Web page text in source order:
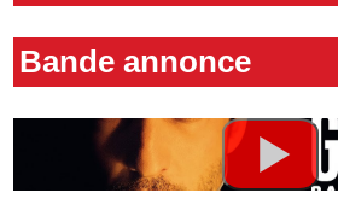
Bande annonce